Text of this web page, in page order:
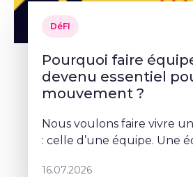
DéFI
Pourquoi faire
devenu essentiel
mouvement ?
Nous voulons faire vivre
: celle d’une équipe. Une
projet commun – Sophie
16.07.2026